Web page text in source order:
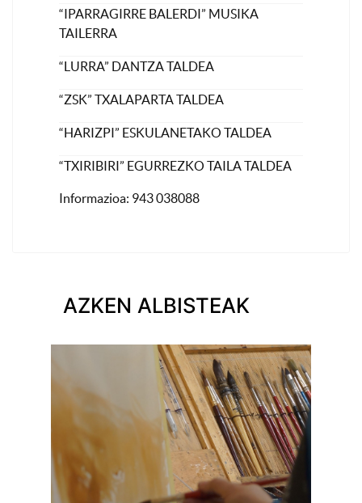
“IPARRAGIRRE BALERDI” MUSIKA
TAILERRA
“LURRA” DANTZA TALDEA
“ZSK” TXALAPARTA TALDEA
“HARIZPI” ESKULANETAKO TALDEA
“TXIRIBIRI” EGURREZKO TAILA TALDEA
Informazioa: 943 038088
AZKEN ALBISTEAK